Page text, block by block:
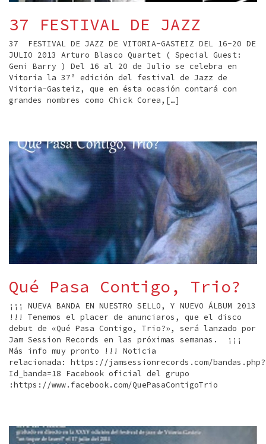
37 FESTIVAL DE JAZZ
37 FESTIVAL DE JAZZ DE VITORIA-GASTEIZ DEL 16-20 DE
JULIO 2013 Arturo Blasco Quartet ( Special Guest:
Geni Barry ) Del 16 al 20 de Julio se celebra en
Vitoria la 37ª edición del festival de Jazz de
Vitoria-Gasteiz, que en ésta ocasión contará con
grandes nombres como Chick Corea,[…]
Qué Pasa Contigo, Trio?
¡¡¡ NUEVA BANDA EN NUESTRO SELLO, Y NUEVO ÁLBUM 2013
!!! Tenemos el placer de anunciaros, que el disco
debut de «Qué Pasa Contigo, Trio?», será lanzado por
Jam Session Records en las próximas semanas. ¡¡¡
Más info muy pronto !!! Noticia
relacionada: https://jamsessionrecords.com/bandas.php?
Id_banda=18 Facebook oficial del grupo
:https://www.facebook.com/QuePasaContigoTrio